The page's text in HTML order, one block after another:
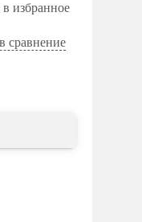
в избранное
сравнение